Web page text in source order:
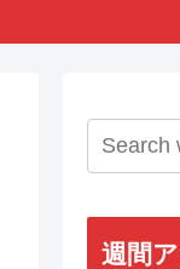
週間